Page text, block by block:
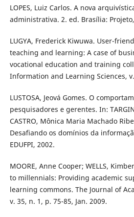
LOPES, Luiz Carlos. A nova
administrativa. 2. ed. Brasília:
LUGYA, Frederick Kiwuwa. User-
teaching and learning: A case of
vocational education and training
Information and Learning Sciences,
LUSTOSA, Jeová Gomes. O
pesquisadores e gerentes. In:
CASTRO, Mônica Maria Machado
Desafiando os domínios da
EDUFPI, 2002.
MOORE, Anne Cooper; WELLS,
to millennials: Providing academic
learning commons. The Journal of
v. 35, n. 1, p. 75-85, Jan. 2009.